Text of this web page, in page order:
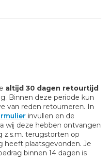
altijd 30 dagen retourtijd
Binnen deze periode kun
van reden retourneren. In
invullen en de
wij deze hebben ontvangen
z.s.m. terugstorten op
heeft plaatsgevonden. Je
binnen 14 dagen is